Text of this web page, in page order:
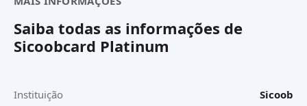
Saiba todas as informações de
Sicoobcard Platinum
Instituição Sicoob